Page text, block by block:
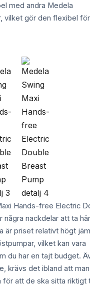
med andra Medela
vilket gör den flexibel
Hands-free Electric
några nackdelar att ta
är priset relativt högt
vilket kan vara
du har en tajt budget.
krävs det ibland att man
för att de ska sitta riktigt